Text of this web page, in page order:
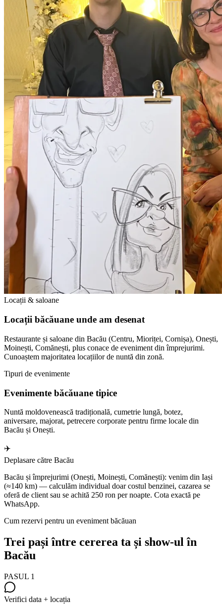
Locații & saloane
Locații băcăuane unde am desenat
Restaurante și saloane din Bacău (Centru, Mioriței, Cornișa), Onești,
Moinești, Comănești, plus conace de eveniment din împrejurimi.
Cunoaștem majoritatea locațiilor de nuntă din zonă.
Tipuri de evenimente
Evenimente băcăuane tipice
Nuntă moldovenească tradițională, cumetrie lungă, botez,
aniversare, majorat, petrecere corporate pentru firme locale din
Bacău și Onești.
✈️
Deplasare către Bacău
Bacău și împrejurimi (Onești, Moinești, Comănești): venim din Iași
(≈140 km) — calculăm individual doar costul benzinei, cazarea se
oferă de client sau se achită 250 ron per noapte. Cota exactă pe
WhatsApp.
Cum rezervi pentru un eveniment băcăuan
Trei pași între cererea ta și show-ul în
Bacău
PASUL 1
Verifici data + locația